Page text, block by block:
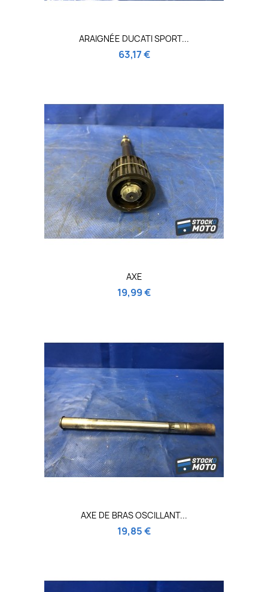
ARAIGNÉE DUCATI SPORT...
63,17 €
AXE
19,99 €
AXE DE BRAS OSCILLANT...
19,85 €